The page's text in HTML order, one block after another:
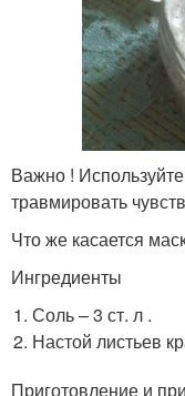
Важно !
травмировать
Что же касается
Ингредиенты
Соль – 3 ст. л .
Настой листьев
Приготовление и